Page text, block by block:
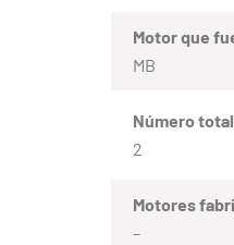
Motor que
MB
Número
2
Motores
–